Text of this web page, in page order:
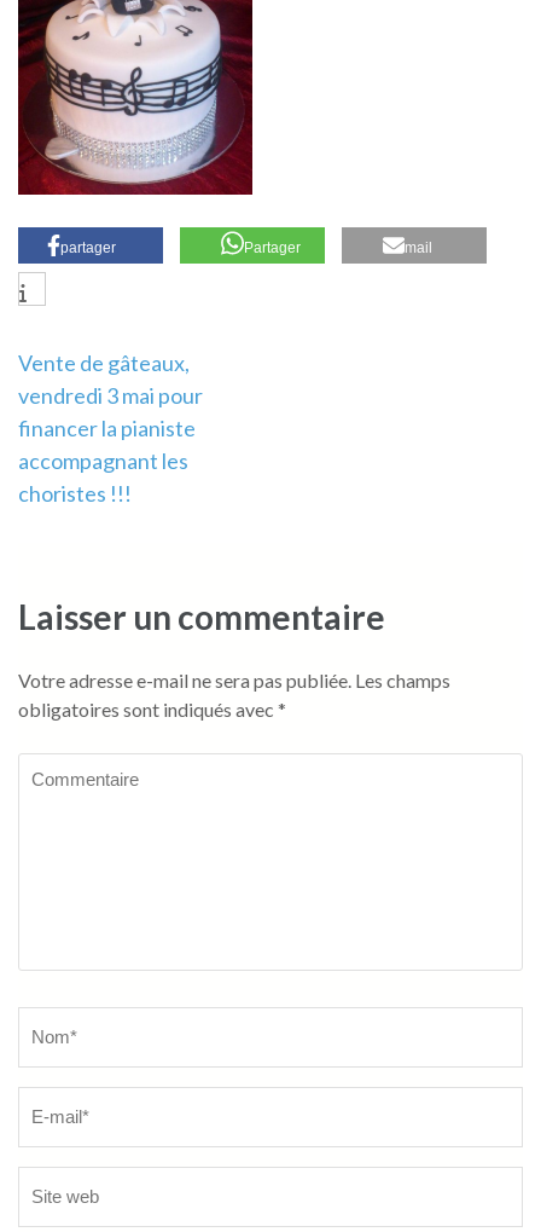
partager Partager mail
Navigation
de
l’article
Vente de gâteaux,
vendredi 3 mai pour
financer la pianiste
accompagnant les
choristes !!!
Laisser un commentaire
Votre adresse e-mail ne sera pas publiée. Les champs
obligatoires sont indiqués avec *